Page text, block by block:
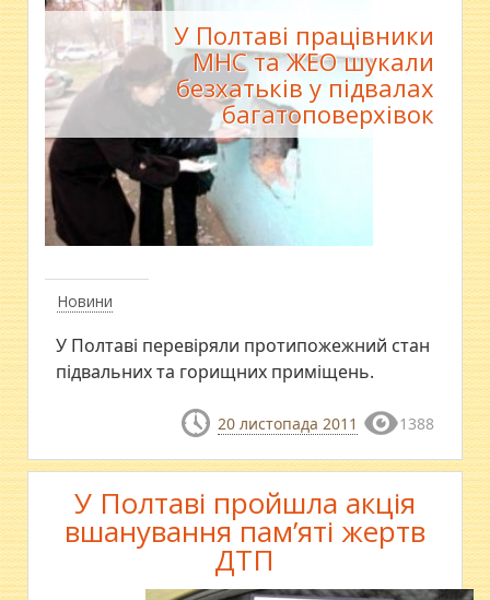
Новини
У Полтаві працівники
МНС та ЖЕО шукали
безхатьків у підвалах
багатоповерхівок
У Полтаві перевіряли протипожежний стан
підвальних та горищних приміщень.
20 листопада 2011 1388
У Полтаві пройшла акція
вшанування пам’яті жертв
ДТП